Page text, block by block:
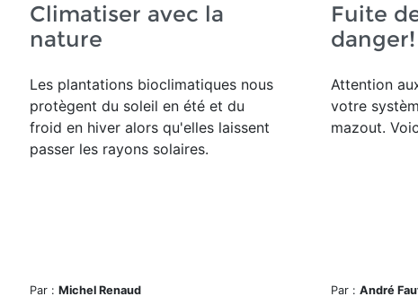
Climatiser avec la
nature
Les plantations bioclimatiques nous
protègent du soleil en été et du
froid en hiver alors qu'elles laissent
passer les rayons solaires.
Par : Michel Renaud
Fuite
danger!
Attention
votre
mazout.
Par : André